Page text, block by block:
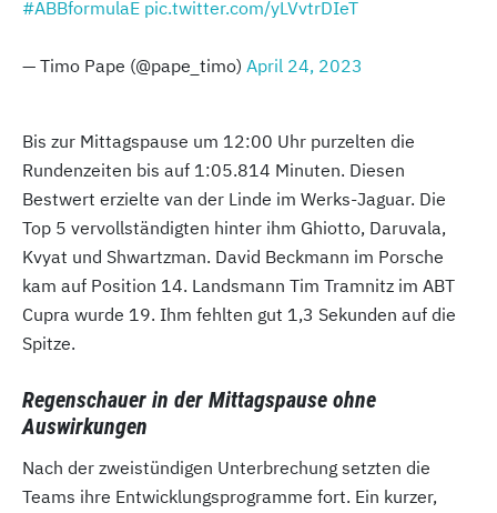
#ABBformulaE pic.twitter.com/yLVvtrDIeT
— Timo Pape (@pape_timo) April 24, 2023
Bis zur Mittagspause um 12:00 Uhr purzelten die
Rundenzeiten bis auf 1:05.814 Minuten. Diesen
Bestwert erzielte van der Linde im Werks-Jaguar. Die
Top 5 vervollständigten hinter ihm Ghiotto, Daruvala,
Kvyat und Shwartzman. David Beckmann im Porsche
kam auf Position 14. Landsmann Tim Tramnitz im ABT
Cupra wurde 19. Ihm fehlten gut 1,3 Sekunden auf die
Spitze.
Regenschauer in der Mittagspause ohne
Auswirkungen
Nach der zweistündigen Unterbrechung setzten die
Teams ihre Entwicklungsprogramme fort. Ein kurzer,